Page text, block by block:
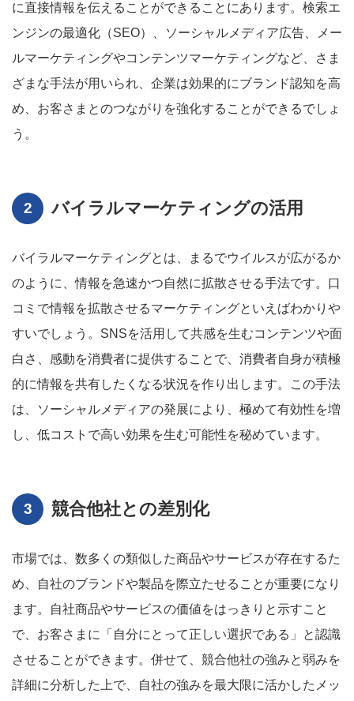
に直接情報を伝えることができることにあります。検索エ
ンジンの最適化（SEO）、ソーシャルメディア広告、メー
ルマーケティングやコンテンツマーケティングなど、さま
ざまな手法が用いられ、企業は効果的にブランド認知を高
め、お客さまとのつながりを強化することができるでしょ
う。
バイラルマーケティングの活用
バイラルマーケティングとは、まるでウイルスが広がるか
のように、情報を急速かつ自然に拡散させる手法です。口
コミで情報を拡散させるマーケティングといえばわかりや
すいでしょう。SNSを活用して共感を生むコンテンツや面
白さ、感動を消費者に提供することで、消費者自身が積極
的に情報を共有したくなる状況を作り出します。この手法
は、ソーシャルメディアの発展により、極めて有効性を増
し、低コストで高い効果を生む可能性を秘めています。
競合他社との差別化
市場では、数多くの類似した商品やサービスが存在するた
め、自社のブランドや製品を際立たせることが重要になり
ます。自社商品やサービスの価値をはっきりと示すこと
で、お客さまに「自分にとって正しい選択である」と認識
させることができます。併せて、競合他社の強みと弱みを
詳細に分析した上で、自社の強みを最大限に活かしたメッ